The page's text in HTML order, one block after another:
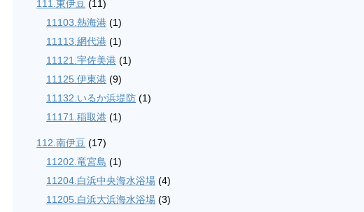
111.東伊豆 (11)
11103.熱海港 (1)
11113.網代港 (1)
11121.宇佐美港 (1)
11125.伊東港 (9)
11132.いるか浜堤防 (1)
11171.稲取港 (1)
112.南伊豆 (17)
11202.竜宮島 (1)
11204.白浜中央海水浴場 (4)
11205.白浜大浜海水浴場 (3)